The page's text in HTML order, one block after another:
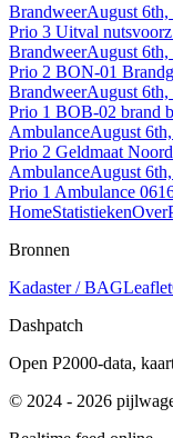
BrandweerAugust 6th,
Prio 3 Uitval
BrandweerAugust 6th,
Prio 2 BON-01
BrandweerAugust 6th,
Prio 1 BOB-02 brand
AmbulanceAugust
Prio 2 Geldmaat
AmbulanceAugust
Prio 1 Ambulance
HomeStatistiekenOver
Bronnen
Kadaster / BAGLeaflet
Dashpatch
Open P2000-data,
© 2024 - 2026